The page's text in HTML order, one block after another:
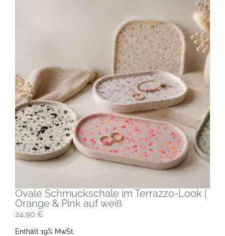
Ovale Schmuckschale im Terrazzo-Look |
Orange & Pink auf weiß
24,90 €
Enthält 19% MwSt.